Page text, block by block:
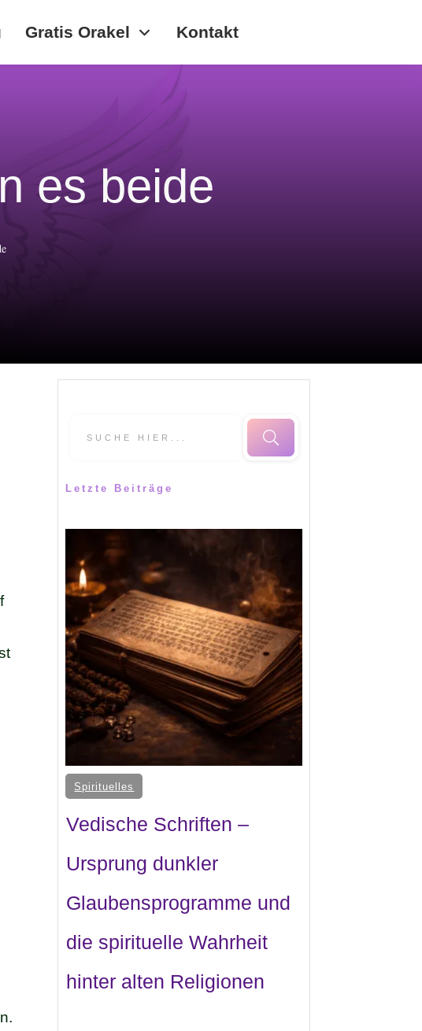
Gratis Orakel Kontakt
es beide
Letzte Beiträge
Spirituelles
Vedische Schriften –
Ursprung dunkler
Glaubensprogramme und
die spirituelle Wahrheit
hinter alten Religionen